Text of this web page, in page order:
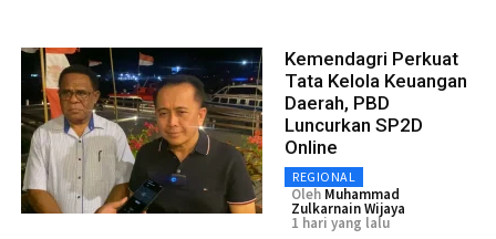
Kemendagri Perkuat
Tata Kelola Keuangan
Daerah, PBD
Luncurkan SP2D
Online
REGIONAL
Oleh Muhammad
Zulkarnain Wijaya
1 hari yang lalu